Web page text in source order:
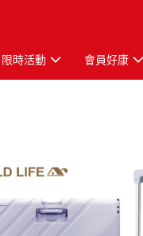
限時活動 會員好康